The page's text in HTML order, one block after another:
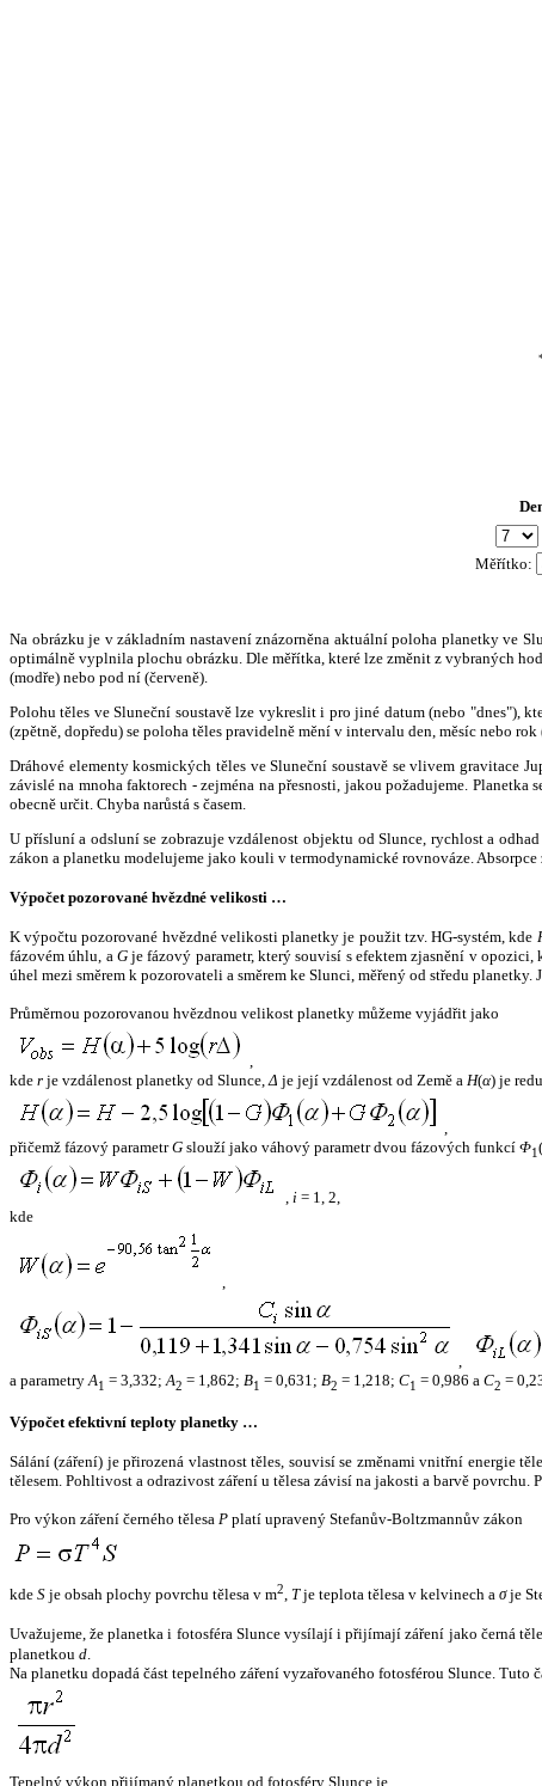
Měřítko:
Na obrázku je v základním nastavení znázorněna aktuální poloha planetky ve
optimálně vyplnila plochu obrázku. Dle měřítka, které lze změnit z vybraných
(modře) nebo pod ní (červeně).
Polohu těles ve Sluneční soustavě lze vykreslit i pro jiné datum (nebo "dnes"),
(zpětně, dopředu) se poloha těles pravidelně mění v intervalu den, měsíc nebo
Dráhové elementy kosmických těles ve Sluneční soustavě se vlivem gravitace
závislé na mnoha faktorech - zejména na přesnosti, jakou požadujeme.
obecně určit. Chyba narůstá s časem.
U přísluní a odsluní se zobrazuje vzdálenost objektu od Slunce, rychlost a
zákon a planetku modelujeme jako kouli v termodynamické rovnováze.
Výpočet pozorované hvězdné velikosti …
K výpočtu pozorované hvězdné velikosti planetky je použit tzv. HG-systém, kde
fázovém úhlu, a Gje fázový parametr, který souvisí s efektem zjasnění v
úhel mezi směrem k pozorovateli a směrem ke Slunci, měřený od středu
Průměrnou pozorovanou hvězdnou velikost planetky můžeme vyjádřit jako
,
kde r je vzdálenost planetky od Slunce,Δ je její vzdálenost od Země a H(α) je
,
přičemž fázový parametrG slouží jako váhový parametr dvou fázových funkcí Φ1(
, i = 1, 2,
kde
,
,
a parametryA1 = 3,332;A2 = 1,862; B1 = 0,631; B2 = 1,218; C1 = 0,986 a C2 =
Výpočet efektivní teploty planetky …
Sálání (záření) je přirozená vlastnost těles, souvisí se změnami vnitřní energie
tělesem. Pohltivost a odrazivost záření u tělesa závisí na jakosti a barvě
Pro výkon záření černého tělesa P platí upravený Stefanův-Boltzmannův zákon
kde S je obsah plochy povrchu tělesa v m2, Tje teplota tělesa v kelvinech a σje
Uvažujeme, že planetka i fotosféra Slunce vysílají i přijímají záření jako černá
planetkou d.
Na planetku dopadá část tepelného záření vyzařovaného fotosférou Slunce.
Tepelný výkon přijímaný planetkou od fotosféry Slunce je